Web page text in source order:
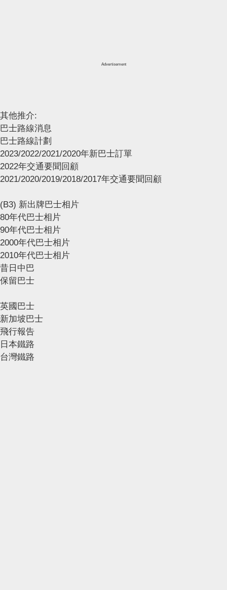
Advertisement
其他推介:
巴士路線消息
巴士路線計劃
2023/2022/2021/2020年新巴士訂單
2022年交通要聞回顧
2021/2020/2019/2018/2017年交通要聞回顧
(B3) 新出牌巴士相片
80年代巴士相片
90年代巴士相片
2000年代巴士相片
2010年代巴士相片
昔日中巴
保留巴士
英國巴士
新加坡巴士
飛行報告
日本鐵路
台灣鐵路